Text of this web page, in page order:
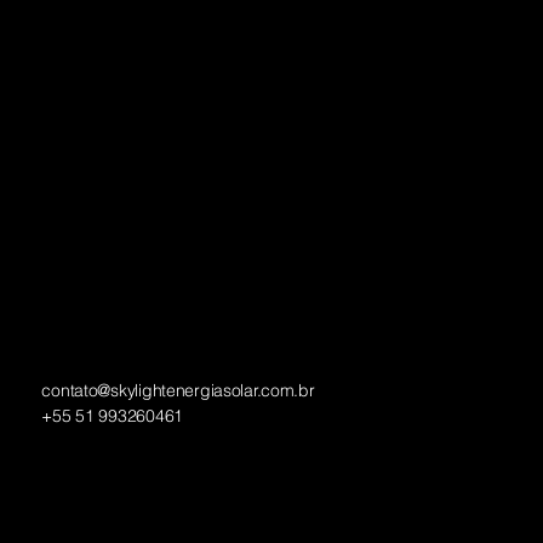
contato@skylightenergiasolar.com.br
+55 51 993260461